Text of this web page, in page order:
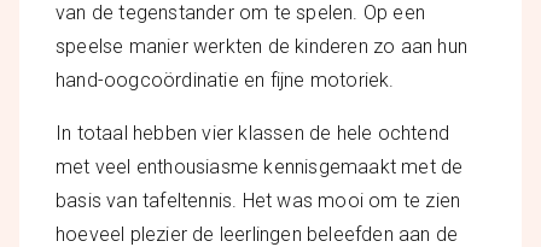
van de tegenstander om te spelen. Op een
speelse manier werkten de kinderen zo aan hun
hand-oogcoördinatie en fijne motoriek.
In totaal hebben vier klassen de hele ochtend
met veel enthousiasme kennisgemaakt met de
basis van tafeltennis. Het was mooi om te zien
hoeveel plezier de leerlingen beleefden aan de